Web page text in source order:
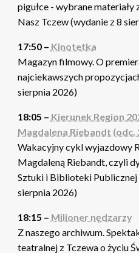
pigułce - wybrane
Nasz Tczew (wydanie z 8
17:50 – Kinotetka
Magazyn filmowy. O
najciekawszych
sierpnia 2026)
18:05 – Kierunek Region
Magdalena Riebandt (odc.
Wakacyjny cykl wyjazdowy
Magdaleną Riebandt, czyli
Sztuki i Biblioteki Publicznej
sierpnia 2026)
18:15 – Milioner nędzarzy
Z naszego archiwum.
teatralnej z Tczewa o życiu